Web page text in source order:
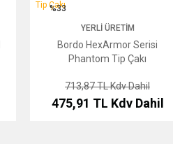
%33
YERLI ÜRETIM
Bordo HexArmor Serisi
Phantom Tip Çakı
713,87 TLKdv Dahil
475,91 TL Kdv Dahil